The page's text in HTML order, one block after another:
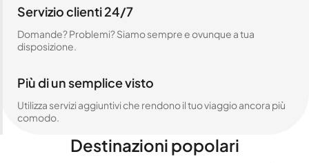
Servizio clienti 24/7
Domande? Problemi? Siamo sempre e ovunque a tua
disposizione.
Più di un semplice visto
Utilizza servizi aggiuntivi che rendono il tuo viaggio ancora più
comodo.
Destinazioni popolari